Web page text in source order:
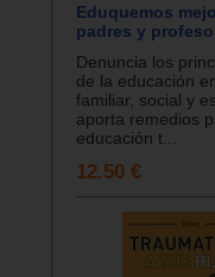
Eduquemos
padres y
Denuncia los
de la educación
familiar, social y
aporta remedios
educación t...
12.50 €